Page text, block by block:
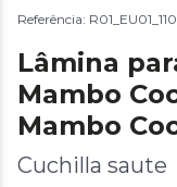
Referência:
Lâmina
Mambo
Mambo
Cuchilla saute